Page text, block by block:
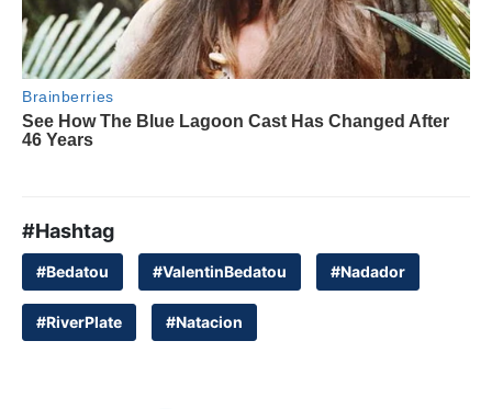
#Hashtag
#Bedatou #ValentinBedatou #Nadador
#RiverPlate #Natacion